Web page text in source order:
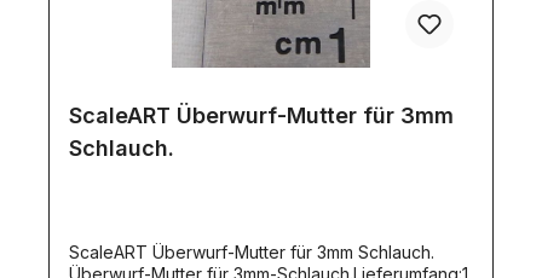
ScaleART Überwurf-Mutter für 3mm
Schlauch.
ScaleART Überwurf-Mutter für 3mm Schlauch.